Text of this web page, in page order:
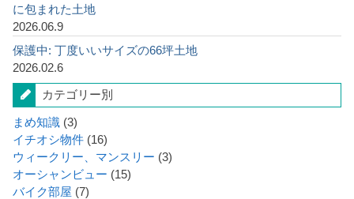
に包まれた土地
2026.06.9
保護中: 丁度いいサイズの66坪土地
2026.02.6
カテゴリー別
まめ知識 (3)
イチオシ物件 (16)
ウィークリー、マンスリー (3)
オーシャンビュー (15)
バイク部屋 (7)